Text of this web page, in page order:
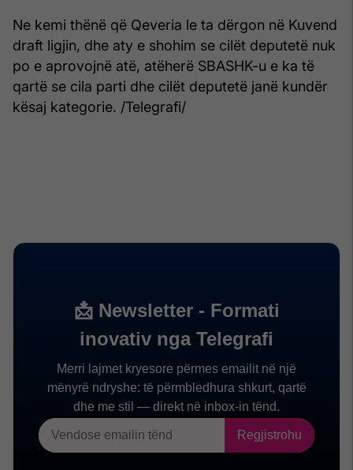
Ne kemi thënë që Qeveria le ta dërgon në Kuvend
draft ligjin, dhe aty e shohim se cilët deputetë nuk
po e aprovojnë atë, atëherë SBASHK-u e ka të
qartë se cila parti dhe cilët deputetë janë kundër
kësaj kategorie. /Telegrafi/